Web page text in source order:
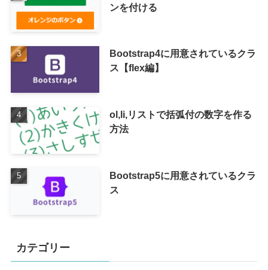
ンを付ける
Bootstrap4に用意されているクラ
ス【flex編】
ol,li,リストで括弧付の数字を作る
方法
Bootstrap5に用意されているクラ
ス
カテゴリー